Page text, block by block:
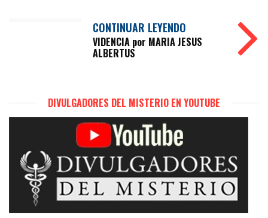
CONTINUAR LEYENDO
VIDENCIA por MARIA JESUS
ALBERTUS
DIVULGADORES DEL MISTERIO EN YOUTUBE